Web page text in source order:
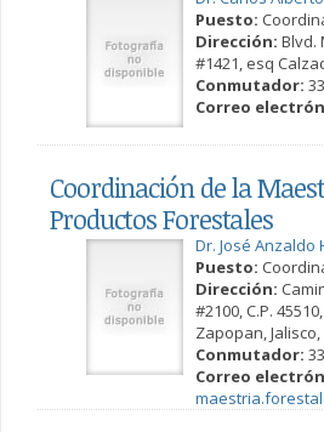
Puesto:
Dirección: Blvd.
#1421, esq
Conmutador:
Correo
Coordinación de la
Productos Forestales
Dr. José Anzaldo
Puesto:
Dirección:
#2100, C.P.
Zapopan,
Conmutador:
Correo